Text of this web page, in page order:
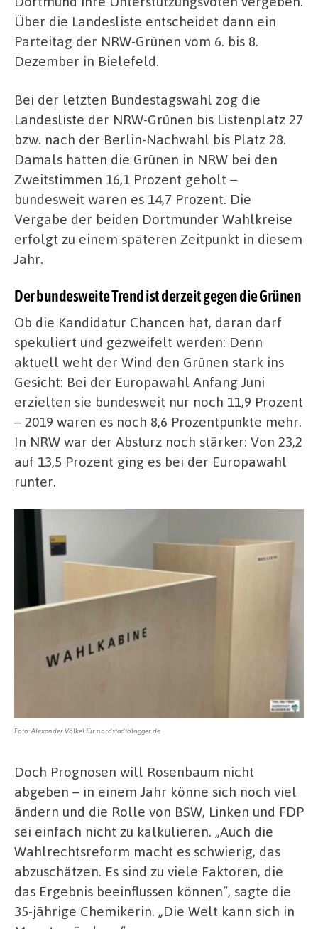
Über die Landesliste entscheidet dann ein
Parteitag der NRW-Grünen vom 6. bis 8.
Dezember in Bielefeld.
Bei der letzten Bundestagswahl zog die
Landesliste der NRW-Grünen bis Listenplatz 27
bzw. nach der Berlin-Nachwahl bis Platz 28.
Damals hatten die Grünen in NRW bei den
Zweitstimmen 16,1 Prozent geholt –
bundesweit waren es 14,7 Prozent. Die
Vergabe der beiden Dortmunder Wahlkreise
erfolgt zu einem späteren Zeitpunkt in diesem
Jahr.
Der bundesweite Trend ist derzeit gegen die Grünen
Ob die Kandidatur Chancen hat, daran darf
spekuliert und gezweifelt werden: Denn
aktuell weht der Wind den Grünen stark ins
Gesicht: Bei der Europawahl Anfang Juni
erzielten sie bundesweit nur noch 11,9 Prozent
– 2019 waren es noch 8,6 Prozentpunkte mehr.
In NRW war der Absturz noch stärker: Von 23,2
auf 13,5 Prozent ging es bei der Europawahl
runter.
Foto: Alexander Völkel für nordstadtblogger.de
Doch Prognosen will Rosenbaum nicht
abgeben – in einem Jahr könne sich noch viel
ändern und die Rolle von BSW, Linken und FDP
sei einfach nicht zu kalkulieren. „Auch die
Wahlrechtsreform macht es schwierig, das
abzuschätzen. Es sind zu viele Faktoren, die
das Ergebnis beeinflussen können“, sagte die
35-jährige Chemikerin. „Die Welt kann sich in